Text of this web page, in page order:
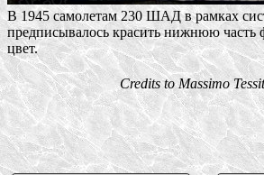
В 1945 самолетам 230 ШАД в рамках
предписывалось красить нижнюю часть
цвет.
Credits to Massimo